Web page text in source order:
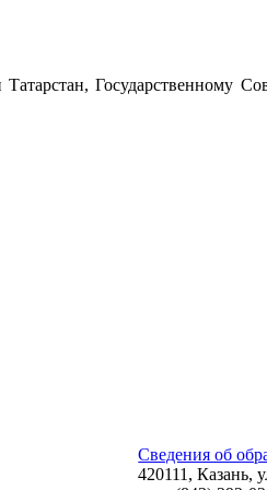
Государственному
Сведения об
420111, Казань,